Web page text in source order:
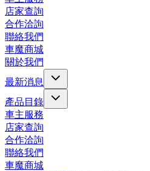
店家查詢
合作洽詢
聯絡我們
車魔商城
關於我們
最新消息
產品目錄
車主服務
店家查詢
合作洽詢
聯絡我們
車魔商城